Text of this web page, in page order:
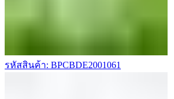
รหัสสินค้า: BPCBDE2001061